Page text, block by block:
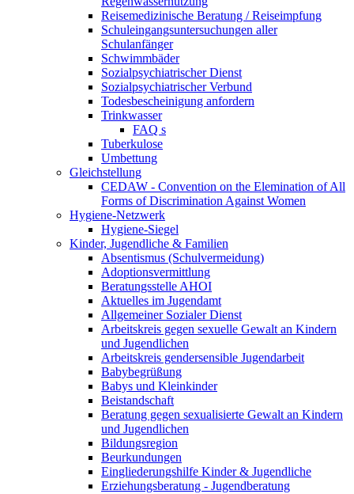
Reisemedizinische Beratung / Reiseimpfung
Schuleingangsuntersuchungen aller
Schulanfänger
Schwimmbäder
Sozialpsychiatrischer Dienst
Sozialpsychiatrischer Verbund
Todesbescheinigung anfordern
Trinkwasser
FAQ s
Tuberkulose
Umbettung
Gleichstellung
CEDAW - Convention on the Elemination of All
Forms of Discrimination Against Women
Hygiene-Netzwerk
Hygiene-Siegel
Kinder, Jugendliche & Familien
Absentismus (Schulvermeidung)
Adoptionsvermittlung
Beratungsstelle AHOI
Aktuelles im Jugendamt
Allgemeiner Sozialer Dienst
Arbeitskreis gegen sexuelle Gewalt an Kindern
und Jugendlichen
Arbeitskreis gendersensible Jugendarbeit
Babybegrüßung
Babys und Kleinkinder
Beistandschaft
Beratung gegen sexualisierte Gewalt an Kindern
und Jugendlichen
Bildungsregion
Beurkundungen
Eingliederungshilfe Kinder & Jugendliche
Erziehungsberatung - Jugendberatung